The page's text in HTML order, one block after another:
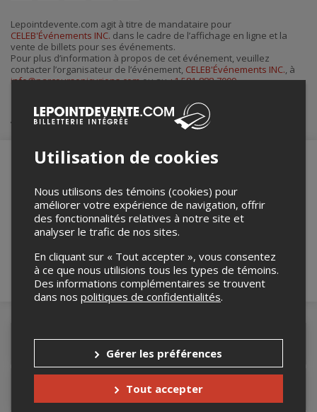
courriel
Lepointdevente.com agit à titre de mandataire pour
CELEB'Événements INC. dans le cadre de l’affichage en ligne et la
vente de billets pour ses événements.
Pour plus d’information à propos de cet événement, veuillez
contacter l’organisateur de l’événement, CELEB'Événements INC., à
info@parcoursepicuriens.comou au+1 581-888-7009.
Achat de billets
Merci de confirmer que vous n'êtes pas un
robot ci-bas.
Détails de l'événement
Accès au site de l'événement
Utilisation de cookies
Nous utilisons des témoins (cookies) pour
améliorer votre expérience de navigation, offrir
des fonctionnalités relatives à notre site et
analyser le trafic de nos sites.
En cliquant sur « Tout accepter », vous consentez
à ce que nous utilisions tous les types de témoins.
Des informations complémentaires se trouvent
dans nos politiques de confidentialités.
Gérer les préférences
Tout accepter